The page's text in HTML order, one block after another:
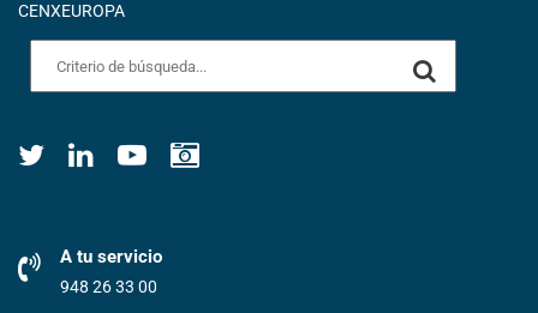
CENXEUROPA
A tu servicio
948 26 33 00